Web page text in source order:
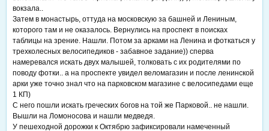
вокзала..
Затем в монастырь, оттуда на московскую за башней и Лениным,
которого там и не оказалось. Вернулись на проспект в поисках
таблицы на зрение. Нашли. Потом за арками на Ленина и фоткаться у
трехколесных велосипедиков - забавное задание)) сперва
намеревался искать двух малышей, толковать с их родителями по
поводу фотки.. а на проспекте увидел веломагазин и после ленинской
арки уже точно знал что на парковском магазине с велосипедами еще
1 КП)
С него пошли искать греческих богов на той же Парковой.. не нашли.
Вышли на Ломоносова и нашли медведя.
У пешеходной дорожки к Октябрю зафиксировали намеченный